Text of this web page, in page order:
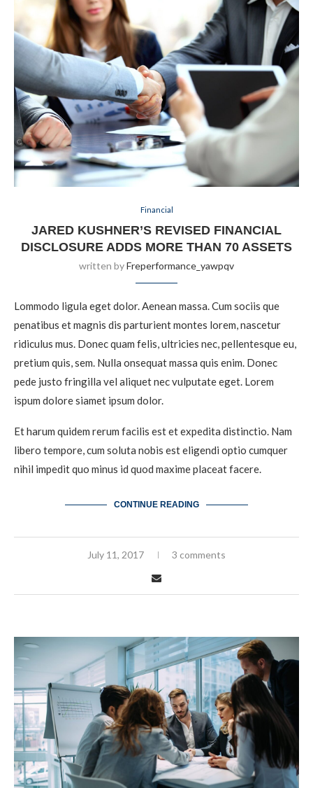
Financial
JARED KUSHNER’S REVISED FINANCIAL
DISCLOSURE ADDS MORE THAN 70 ASSETS
written byFreperformance_yawpqv
Lommodo ligula eget dolor. Aenean massa. Cum sociis que
penatibus et magnis dis parturient montes lorem, nascetur
ridiculus mus. Donec quam felis, ultricies nec, pellentesque eu,
pretium quis, sem. Nulla onsequat massa quis enim. Donec
pede justo fringilla vel aliquet nec vulputate eget. Lorem
ispum dolore siamet ipsum dolor.
Et harum quidem rerum facilis est et expedita distinctio. Nam
libero tempore, cum soluta nobis est eligendi optio cumquer
nihil impedit quo minus id quod maxime placeat facere.
CONTINUE READING
July 11, 2017 3 comments